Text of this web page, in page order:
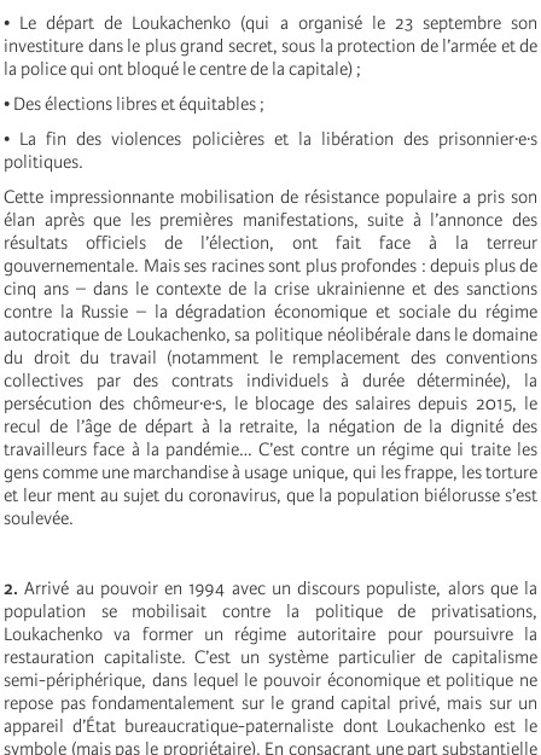
• Le départ de Loukachenko (qui a organisé le 23 septembre son
investiture dans le plus grand secret, sous la protection de l’armée et de
la police qui ont bloqué le centre de la capitale) ;
• Des élections libres et équitables ;
• La fin des violences policières et la libération des prisonnier∙e∙s
politiques.
Cette impressionnante mobilisation de résistance populaire a pris son
élan après que les premières manifestations, suite à l’annonce des
résultats officiels de l’élection, ont fait face à la terreur
gouvernementale. Mais ses racines sont plus profondes : depuis plus de
cinq ans – dans le contexte de la crise ukrainienne et des sanctions
contre la Russie – la dégradation économique et sociale du régime
autocratique de Loukachenko, sa politique néolibérale dans le domaine
du droit du travail (notamment le remplacement des conventions
collectives par des contrats individuels à durée déterminée), la
persécution des chômeur∙e∙s, le blocage des salaires depuis 2015, le
recul de l’âge de départ à la retraite, la négation de la dignité des
travailleurs face à la pandémie… C’est contre un régime qui traite les
gens comme une marchandise à usage unique, qui les frappe, les torture
et leur ment au sujet du coronavirus, que la population biélorusse s’est
soulevée.
2. Arrivé au pouvoir en 1994 avec un discours populiste, alors que la
population se mobilisait contre la politique de privatisations,
Loukachenko va former un régime autoritaire pour poursuivre la
restauration capitaliste. C’est un système particulier de capitalisme
semi-périphérique, dans lequel le pouvoir économique et politique ne
repose pas fondamentalement sur le grand capital privé, mais sur un
appareil d’État bureaucratique-paternaliste dont Loukachenko est le
symbole (mais pas le propriétaire). En consacrant une part substantielle